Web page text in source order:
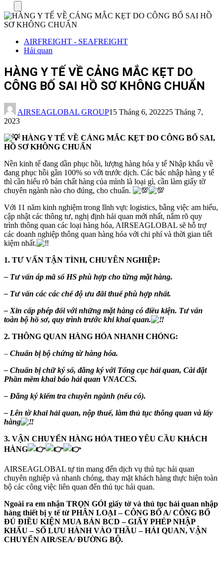
AIRFREIGHT - SEAFREIGHT
Hải quan
HÀNG Y TẾ VỀ CẢNG MẮC KẸT DO
CÔNG BỐ SAI HỒ SƠ KHÔNG CHUẨN
AIRSEAGLOBAL GROUP15 Tháng 6, 202225 Tháng 7,
2023
HÀNG Y TẾ VỀ CẢNG MẮC KẸT DO CÔNG BỐ SAI,
HỒ SƠ KHÔNG CHUẨN
Nền kinh tế đang dần phục hồi, lượng hàng hóa y tế Nhập khẩu về
đang phục hồi gần 100% so với trước dịch. Các bác nhập hàng y tế
thì cần hiểu rõ bản chất hàng của mình là loại gì, cần làm giấy tờ
chuyên ngành nào cho đúng, cho chuẩn.
Với 11 năm kinh nghiệm trong lĩnh vực logistics, bằng việc am hiểu,
cập nhật các thông tư, nghị định hải quan mới nhất, nắm rõ quy
trình thông quan các loại hàng hóa, AIRSEAGLOBAL sẽ hỗ trợ
các doanh nghiệp thông quan hàng hóa với chi phí và thời gian tiết
kiệm nhất.
1. TƯ VẤN TẬN TÌNH, CHUYÊN NGHIỆP:
– Tư vấn áp mã số HS phù hợp cho từng mặt hàng.
– Tư vấn các các chế độ ưu đãi thuế phù hợp nhất.
– Xin cấp phép đối với những mặt hàng có điều kiện. Tư vấn
toàn bộ hồ sơ, quy trình trước khi khai quan.
2. THÔNG QUAN HÀNG HÓA NHANH CHÓNG:
– Chuẩn bị bộ chứng từ hàng hóa.
– Chuẩn bị chữ ký số, đăng ký với Tổng cục hải quan, Cài đặt
Phần mềm khai báo hải quan VNACCS.
– Đăng ký kiểm tra chuyên ngành (nếu có).
– Lên tờ khai hải quan, nộp thuế, làm thủ tục thông quan và lấy
hàng
3. VẬN CHUYỂN HÀNG HÓA THEO YÊU CẦU KHÁCH
HÀNG
AIRSEAGLOBAL tự tin mang đến dịch vụ thủ tục hải quan
chuyên nghiệp và nhanh chóng, thay mặt khách hàng thực hiện toàn
bộ các công việc liên quan đến thủ tục hải quan.
Ngoài ra em nhận TRỌN GÓI giấy tờ và thủ tục hải quan nhập
hàng thiết bị y tế từ PHÂN LOẠI – CÔNG BỐ A/ CÔNG BỐ
ĐỦ ĐIỀU KIỆN MUA BÁN BCD – GIẤY PHÉP NHẬP
KHẨU – SỐ LƯU HÀNH VÀO THẦU – HẢI QUAN, VẬN
CHUYỂN AIR/SEA/ ĐƯỜNG BỘ.